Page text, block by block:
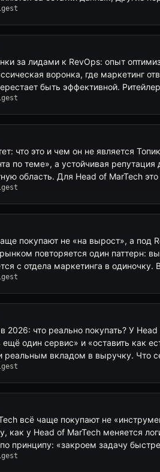
за лидами к RevOps: опыт
воронка, где маркетинг
быть эффективной.
что это и чем он не является
по теме», а устойчивая
область. Для Head of MarTech
покупают не «на вырост», а под
повторяется один паттерн:
с отдела маркетинга в
2026: что реально покупать? У
один сервис» и «оставить как
реальным вкладом в выручку. Что
всё чаще покупают не
как у Head of MarTech меняется
принципу: «закроем задачу